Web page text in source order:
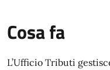
Cosa fa
L’Ufficio Tributi